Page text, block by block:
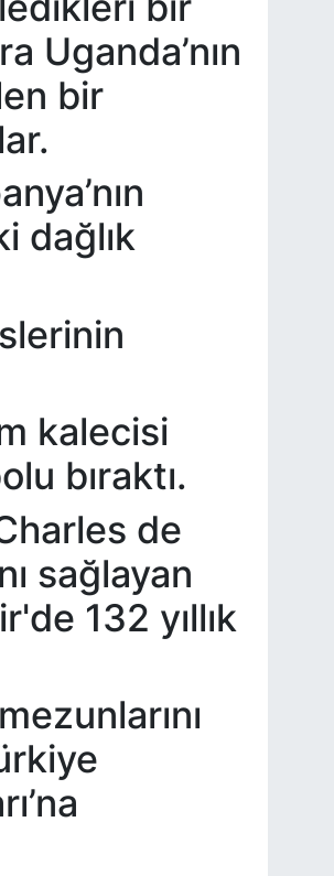
Uganda’nın
bir
dağlık
kalecisi
bıraktı.
de
sağlayan
132 yıllık